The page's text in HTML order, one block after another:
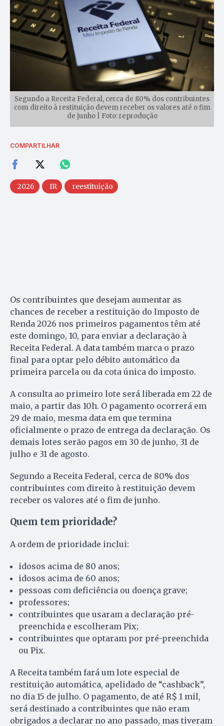
Segundo a Receita Federal, cerca de 80% dos contribuintes
com direito à restituição devem receber os valores até o fim
de junho | Foto: reprodução
COMPARTILHAR
2026 IR reestituição
Os contribuintes que desejam aumentar as
chances de receber a restituição do Imposto de
Renda 2026 nos primeiros pagamentos têm até
este domingo, 10, para enviar a declaração à
Receita Federal. A data também marca o prazo
final para optar pelo débito automático da
primeira parcela ou da cota única do imposto.
A consulta ao primeiro lote será liberada em 22 de
maio, a partir das 10h. O pagamento ocorrerá em
29 de maio, mesma data em que termina
oficialmente o prazo de entrega da declaração. Os
demais lotes serão pagos em 30 de junho, 31 de
julho e 31 de agosto.
Segundo a Receita Federal, cerca de 80% dos
contribuintes com direito à restituição devem
receber os valores até o fim de junho.
Quem tem prioridade?
A ordem de prioridade inclui:
idosos acima de 80 anos;
idosos acima de 60 anos;
pessoas com deficiência ou doença grave;
professores;
contribuintes que usaram a declaração pré-
preenchida e escolheram Pix;
contribuintes que optaram por pré-preenchida
ou Pix.
A Receita também fará um lote especial de
restituição automática, apelidado de “cashback”,
no dia 15 de julho. O pagamento, de até R$ 1 mil,
será destinado a contribuintes que não eram
obrigados a declarar no ano passado, mas tiveram